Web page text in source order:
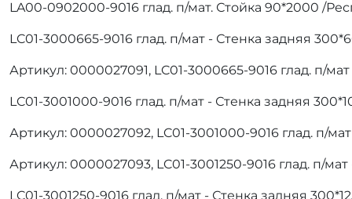
LA00-0902000-9016 глад. п/мат. Стойка 90*2000 /
LC01-3000665-9016 глад. п/мат - Стенка задняя
Артикул: 0000027091, LC01-3000665-9016 глад. п/
LC01-3001000-9016 глад. п/мат - Стенка задняя
Артикул: 0000027092, LC01-3001000-9016 глад. п/
Артикул: 0000027093, LC01-3001250-9016 глад. п/
LC01-3001250-9016 глад. п/мат - Стенка задняя